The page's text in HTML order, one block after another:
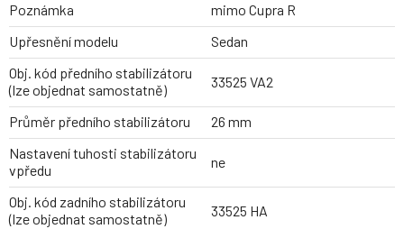
Poznámka
mimo Cupra R
Upřesnění modelu
Sedan
Obj. kód předního stabilizátoru
(lze objednat samostatně)
33525 VA2
Průměr předního stabilizátoru
26 mm
Nastavení tuhosti stabilizátoru
vpředu
ne
Obj. kód zadního stabilizátoru
(lze objednat samostatně)
33525 HA